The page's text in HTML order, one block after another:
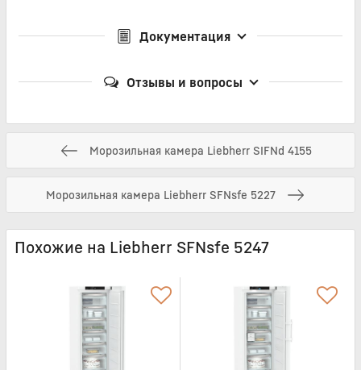
Документация
Отзывы и вопросы
Морозильная камера Liebherr SIFNd 4155
Морозильная камера Liebherr SFNsfe 5227
Похожие на Liebherr SFNsfe 5247